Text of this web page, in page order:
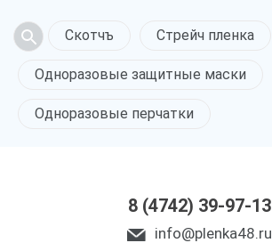
Скотчъ Стрейч пленка
Одноразовые защитные маски
Одноразовые перчатки
8 (4742) 39-97-13
info@plenka48.ru